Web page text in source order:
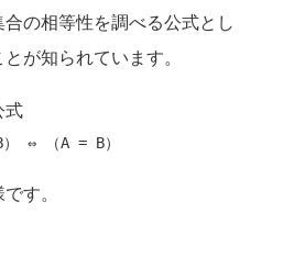
の相等性を調べる公式とし
が知られています。
式
す。